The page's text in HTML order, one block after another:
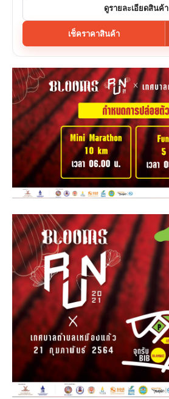
ดูรายละเอียดสินค้า
เช็คราคาสินค้า